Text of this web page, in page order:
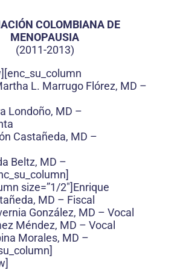
COLOMBIANA DE
MENOPAUSIA
(2011-2013)
L. Marrugo Flórez, MD –
Londoño, MD –
Castañeda, MD –
Beltz, MD –
size=”1/2″]Enrique
MD – Fiscal
González, MD – Vocal
Méndez, MD – Vocal
Morales, MD –